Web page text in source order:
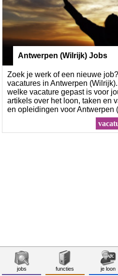
Antwerpen (Wilrijk) Jobs
Zoek je werk of een nieuwe
vacatures in Antwerpen
welke vacature gepast is voor
artikels over het loon, taken en
en opleidingen voor Antwerpen
jobs functies je loon